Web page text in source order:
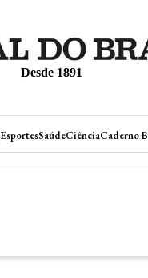
Desde 1891
EsportesSaúdeCiênciaCaderno B